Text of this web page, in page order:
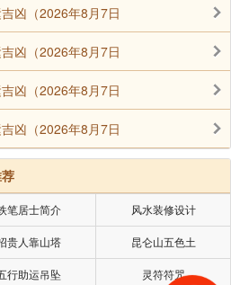
抱佛脚。
应。
，
粮。
凶（2026年8月7日
凶（2026年8月7日
凶（2026年8月7日
凶（2026年8月7日
笔居士简介 风水装修设计
贵人靠山塔 昆仑山五色土
行助运吊坠 灵符符咒